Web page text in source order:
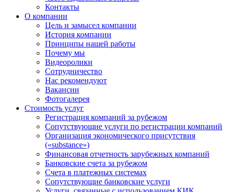
Контакты
О компании
Цель и замысел компании
История компании
Принципы нашей работы
Почему мы
Видеоролики
Сотрудничество
Нас рекомендуют
Вакансии
Фотогалерея
Стоимость услуг
Регистрация компаний за рубежом
Сопутствующие услуги по регистрации компаний
Организация экономического присутствия
(«substance»)
Финансовая отчетность зарубежных компаний
Банковские счета за рубежом
Счета в платежных системах
Сопутствующие банковские услуги